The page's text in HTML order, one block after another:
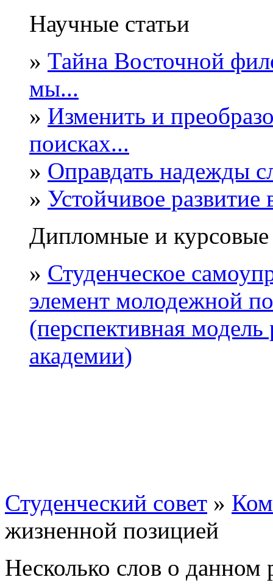
Научные статьи
» Тайна Восточной
мы...
» Изменить и
поисках...
» Оправдать надежды
» Устойчивое развитие
Дипломные и курсовые
» Студенческое
элемент молодежной
(перспективная модель
академии)
Студенческий совет »
жизненной позицией
Несколько слов о данном